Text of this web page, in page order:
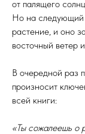
от палящего
Но на следующий
растение, и оно
восточный ветер
В очередной раз
произносит
всей книги:
«Ты сожалеешь о